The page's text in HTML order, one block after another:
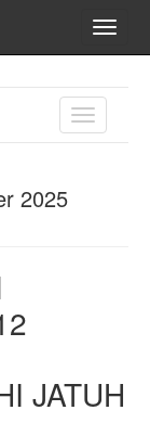
TOGGLE
2025
JATUH